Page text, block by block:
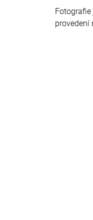
provedení